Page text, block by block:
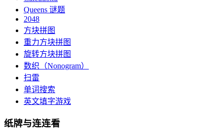
Queens 谜题
2048
方块拼图
重力方块拼图
旋转方块拼图
数织（Nonogram）
扫雷
单词搜索
英文填字游戏
纸牌与连连看